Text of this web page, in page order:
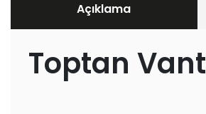
Açıklama
Toptan